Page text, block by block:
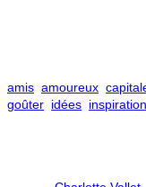
amis amoureux
goûter idées inspiration